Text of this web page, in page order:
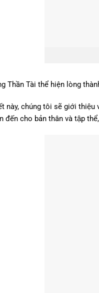
Thần Tài thể hiện lòng
này, chúng tôi sẽ giới thiệu
đến cho bản thân và tập